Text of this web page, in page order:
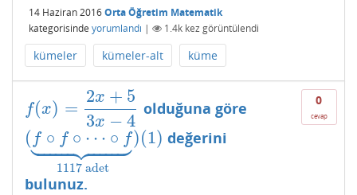
14 Haziran 2016Orta Öğretim Matematik
kategorisinde yorumlandı | 1.4k kez görüntülendi
kümeler kümeler-alt küme
0
cevap
f(x) =
2x + 5
3x − 4
f(x)=2 x+5 3x−4 olduğuna göre
( f ∘ f ∘ ⋯ ∘ f
 

 
1117adet
)(1)
(f ∘ ∘ ⋯ ∘f ⏟ 1117 adet) 1)
değerini
bulunuz.